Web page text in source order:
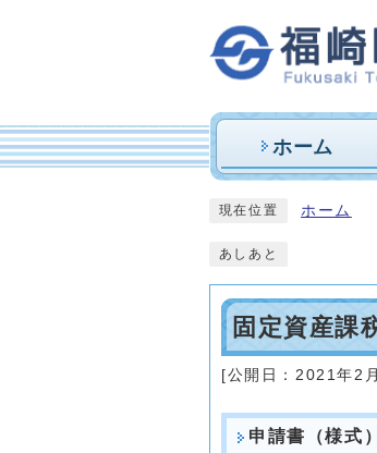
ホーム
現在位置 ホーム
あしあと
固定資産課
[公開日： 2021年2
申請書（様式